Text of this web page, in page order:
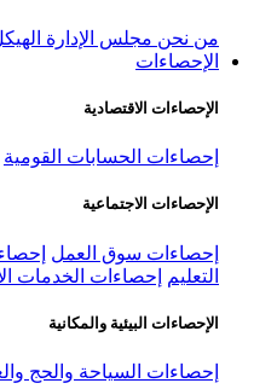
من نحن مجلس الإدارة
الإحصاءات
الإحصاءات الاقتصادية
إحصاءات الحسابات القومية
الإحصاءات الاجتماعية
إحصاءات سوق العمل
التعليم
إحصاءات الخدمات
الإحصاءات البيئية والمكانية
إحصاءات السياحة والحج